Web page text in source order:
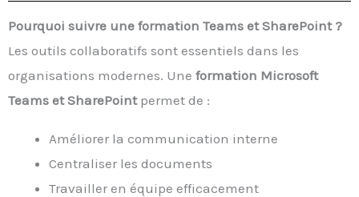
Pourquoi suivre une formation Teams et SharePoint ?
Les outils collaboratifs sont essentiels dans les
organisations modernes. Une formation Microsoft
Teams et SharePointpermet de :
Améliorer la communication interne
Centraliser les documents
Travailler en équipe efficacement